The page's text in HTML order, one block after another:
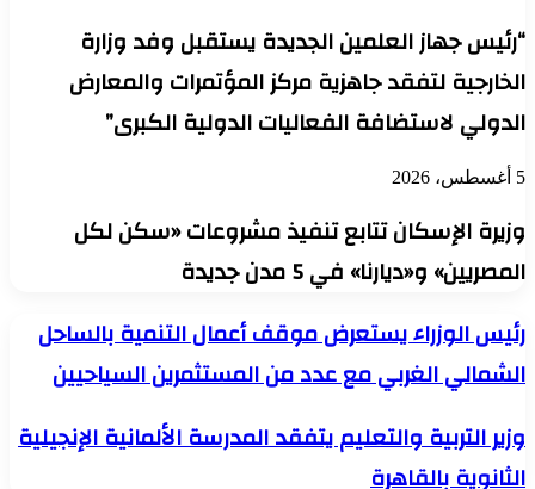
“رئيس جهاز العلمين الجديدة يستقبل وفد وزارة
الخارجية لتفقد جاهزية مركز المؤتمرات والمعارض
الدولي لاستضافة الفعاليات الدولية الكبرى”
5 أغسطس، 2026
وزيرة الإسكان تتابع تنفيذ مشروعات «سكن لكل
المصريين» و«ديارنا» في 5 مدن جديدة
رئيس
الوزراء
يستعرض
التنمية
بالساحل
الشمالي
رئيس الوزراء يستعرض موقف أعمال التنمية بالساحل
الشمالي الغربي مع عدد من المستثمرين السياحيين
وزير
التربية
والتعليم
وزير التربية والتعليم يتفقد المدرسة الألمانية الإنجيلية
الثانوية بالقاهرة